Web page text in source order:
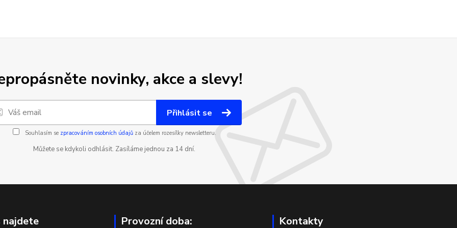
novinky, akce a slevy!
Přihlásit se
Souhlasím se zpracováním osobních údajůza účelem rozesílky newsletteru.
Můžete se kdykoli odhlásit. Zasíláme jednou za 14 dní.
najdete Provozní doba: Kontakty